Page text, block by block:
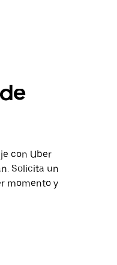
con Uber
Solicita un
momento y